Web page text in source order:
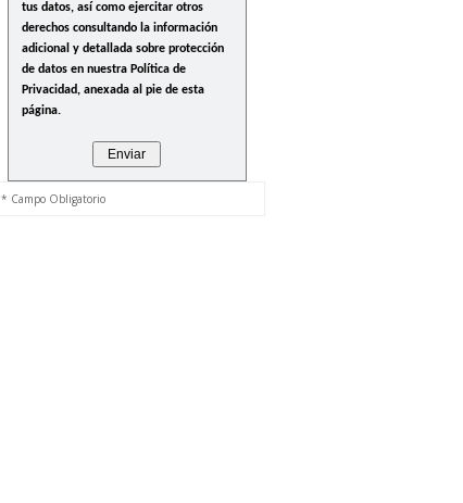
tus datos, así como ejercitar otros
derechos consultando la información
adicional y detallada sobre protección
de datos en nuestra Política de
Privacidad, anexada al pie de esta
página.
* Campo Obligatorio